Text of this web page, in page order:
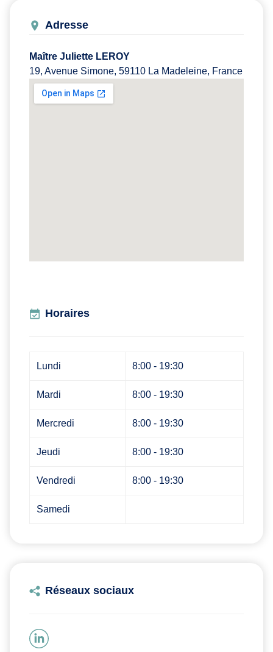
Adresse
Maître Juliette LEROY
19, Avenue Simone, 59110 La Madeleine, France
Horaires
Lundi 8:00 - 19:30
Mardi 8:00 - 19:30
Mercredi 8:00 - 19:30
Jeudi 8:00 - 19:30
Vendredi 8:00 - 19:30
Samedi
Réseaux sociaux